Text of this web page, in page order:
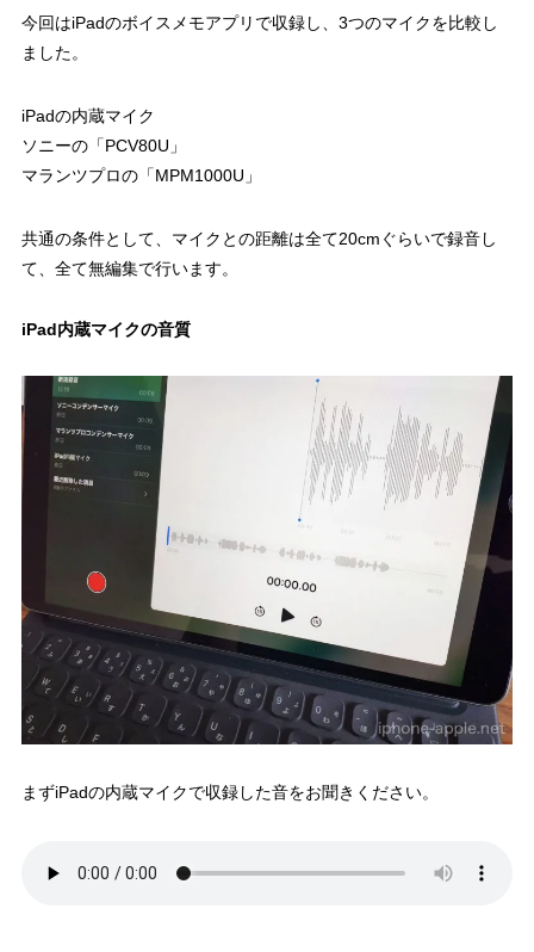
今回はiPadのボイスメモアプリで収録し、3つのマイクを比較し
ました。
iPadの内蔵マイク
ソニーの「PCV80U」
マランツプロの「MPM1000U」
共通の条件として、マイクとの距離は全て20cmぐらいで録音し
て、全て無編集で行います。
iPad内蔵マイクの音質
まずiPadの内蔵マイクで収録した音をお聞きください。